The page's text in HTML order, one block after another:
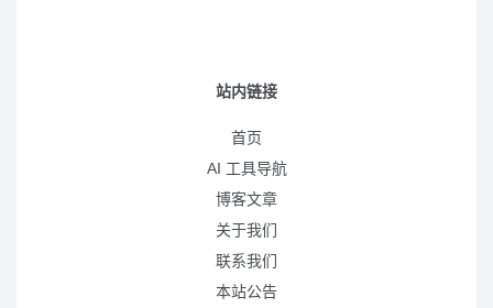
站内链接
首页
AI 工具导航
博客文章
关于我们
联系我们
本站公告